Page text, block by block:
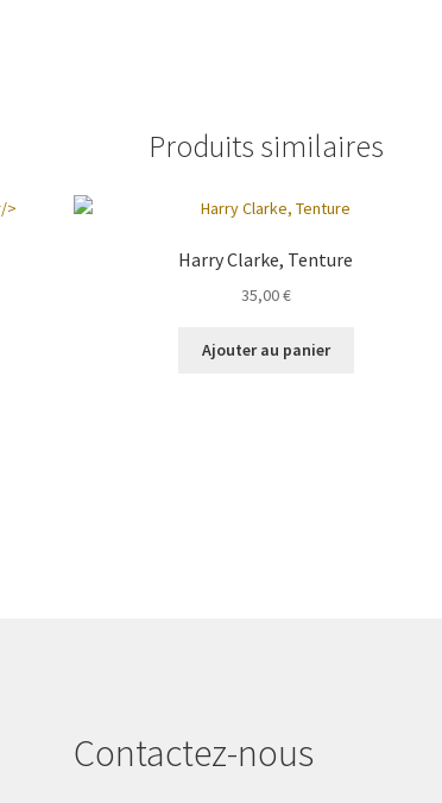
Produits similaires
Harry Clarke, Tenture
35,00€
Ajouter au panier
Contactez-nous